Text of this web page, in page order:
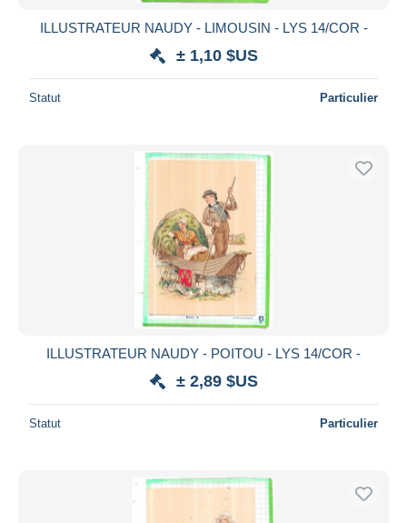
ILLUSTRATEUR NAUDY - LIMOUSIN - LYS 14/COR -
± 1,10 $US
Statut Particulier
ILLUSTRATEUR NAUDY - POITOU - LYS 14/COR -
± 2,89 $US
Statut Particulier